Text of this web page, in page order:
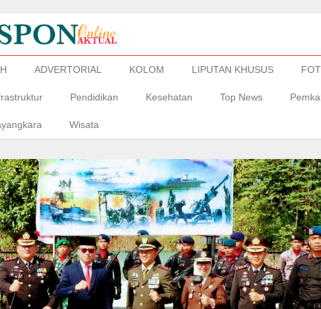
ADVERTORIAL KOLOM LIPUTAN KHUSUS
Pendidikan Kesehatan Top News
Wisata